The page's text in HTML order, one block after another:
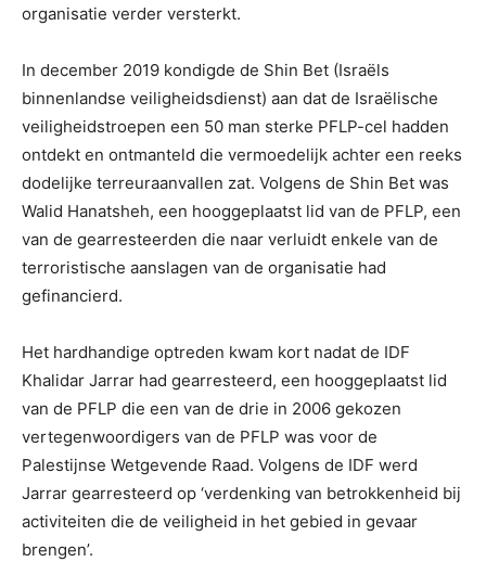
organisatie verder versterkt.
In december 2019 kondigde de Shin Bet (Israëls
binnenlandse veiligheidsdienst) aan dat de Israëlische
veiligheidstroepen een 50 man sterke PFLP-cel hadden
ontdekt en ontmanteld die vermoedelijk achter een reeks
dodelijke terreuraanvallen zat. Volgens de Shin Bet was
Walid Hanatsheh, een hooggeplaatst lid van de PFLP, een
van de gearresteerden die naar verluidt enkele van de
terroristische aanslagen van de organisatie had
gefinancierd.
Het hardhandige optreden kwam kort nadat de IDF
Khalidar Jarrar had gearresteerd, een hooggeplaatst lid
van de PFLP die een van de drie in 2006 gekozen
vertegenwoordigers van de PFLP was voor de
Palestijnse Wetgevende Raad. Volgens de IDF werd
Jarrar gearresteerd op ‘verdenking van betrokkenheid bij
activiteiten die de veiligheid in het gebied in gevaar
brengen’.